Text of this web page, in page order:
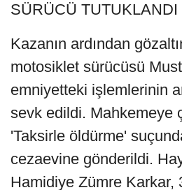
SÜRÜCÜ TUTUKLANDI
Kazanın ardından
motosiklet sürücüsü
emniyetteki işlemlerinin
sevk edildi. Mahkemeye
'Taksirle öldürme'
cezaevine gönderildi.
Hamidiye Zümre Karkar,